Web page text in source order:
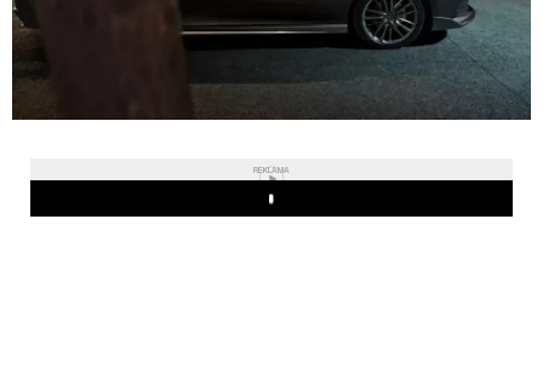
REKLAMA
Play